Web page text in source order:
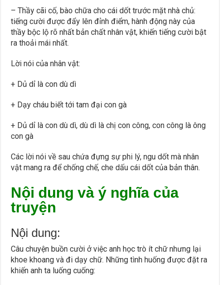
– Thầy cãi cố, bào chữa cho cái dốt trước mặt nhà chủ:
tiếng cười được đẩy lên đỉnh điểm, hành động này của
thầy bộc lộ rõ nhất bản chất nhân vật, khiến tiếng cười bật
ra thoải mái nhất.
Lời nói của nhân vật:
+ Dủ dỉ là con dù dì
+ Dạy cháu biết tới tam đại con gà
+ Dủ dỉ là con dù dì, dù dì là chị con công, con công là ông
con gà
Các lời nói về sau chứa đựng sự phi lý, ngu dốt mà nhân
vật mang ra để chống chế, che dấu cái dốt của bản thân.
Nội dung và ý nghĩa của
truyện
Nội dung:
Câu chuyện buồn cười ở việc anh học trò ít chữ nhưng lại
khoe khoang và đi dạy chữ. Những tình huống được đặt ra
khiến anh ta luống cuống: